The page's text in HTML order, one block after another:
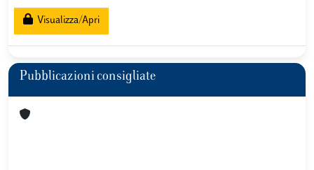
Visualizza/Apri
Pubblicazioni consigliate